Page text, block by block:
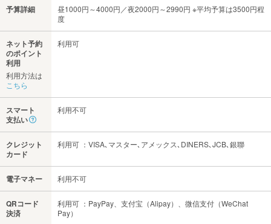
予算詳細
昼1000円～4000円／夜2000円～2990円 ※平均予算は3500円程
度
ネット予約
のポイント
利用
利用方法は
こちら
利用可
スマート
支払い
利用不可
クレジット
カード
利用可 ：VISA､マスター､アメックス､DINERS､JCB､銀聯
電子マネー 利用不可
QRコード
決済
利用可 ：PayPay、支付宝（Alipay）、微信支付（WeChat
Pay）